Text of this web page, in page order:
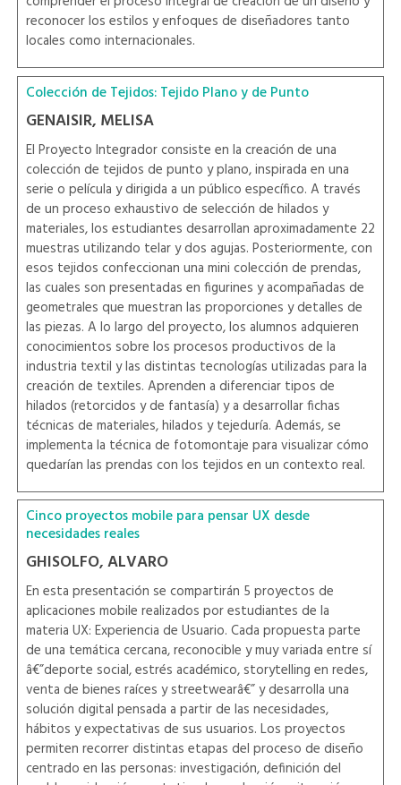
reconocer los estilos y enfoques de diseñadores tanto
locales como internacionales.
Colección de Tejidos: Tejido Plano y de Punto
GENAISIR, MELISA
El Proyecto Integrador consiste en la creación de una
colección de tejidos de punto y plano, inspirada en una
serie o película y dirigida a un público específico. A través
de un proceso exhaustivo de selección de hilados y
materiales, los estudiantes desarrollan aproximadamente 22
muestras utilizando telar y dos agujas. Posteriormente, con
esos tejidos confeccionan una mini colección de prendas,
las cuales son presentadas en figurines y acompañadas de
geometrales que muestran las proporciones y detalles de
las piezas. A lo largo del proyecto, los alumnos adquieren
conocimientos sobre los procesos productivos de la
industria textil y las distintas tecnologías utilizadas para la
creación de textiles. Aprenden a diferenciar tipos de
hilados (retorcidos y de fantasía) y a desarrollar fichas
técnicas de materiales, hilados y tejeduría. Además, se
implementa la técnica de fotomontaje para visualizar cómo
quedarían las prendas con los tejidos en un contexto real.
Cinco proyectos mobile para pensar UX desde
necesidades reales
GHISOLFO, ALVARO
En esta presentación se compartirán 5 proyectos de
aplicaciones mobile realizados por estudiantes de la
materia UX: Experiencia de Usuario. Cada propuesta parte
de una temática cercana, reconocible y muy variada entre sí
â€”deporte social, estrés académico, storytelling en redes,
venta de bienes raíces y streetwearâ€” y desarrolla una
solución digital pensada a partir de las necesidades,
hábitos y expectativas de sus usuarios. Los proyectos
permiten recorrer distintas etapas del proceso de diseño
centrado en las personas: investigación, definición del